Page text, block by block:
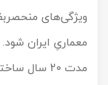
ویژگی‌های
معماریِ ایران
مدت 20